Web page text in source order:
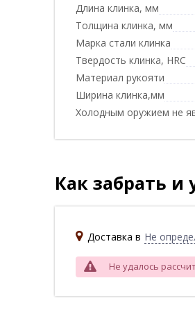
Длина клинка, мм
Толщина клинка, мм
Марка стали клинка
Твердость клинка, HRC
Материал рукояти
Ширина клинка,мм
Холодным оружием не
Как забрать и
Доставка в Не
Не удалось